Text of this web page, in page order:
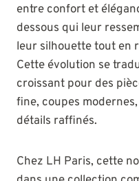
entre confort et
dessous qui leur
leur silhouette tout en
Cette évolution se
croissant pour des
fine, coupes
détails raffinés.
Chez LH Paris, cette